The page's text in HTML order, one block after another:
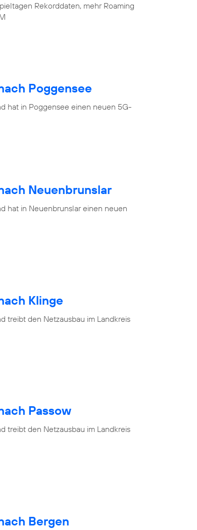
Rekorddaten, mehr Roaming
Poggensee
hat in Poggensee einen neuen 5G-
Neuenbrunslar
hat in Neuenbrunslar einen neuen
Klinge
treibt den Netzausbau im Landkreis
Passow
treibt den Netzausbau im Landkreis
Bergen